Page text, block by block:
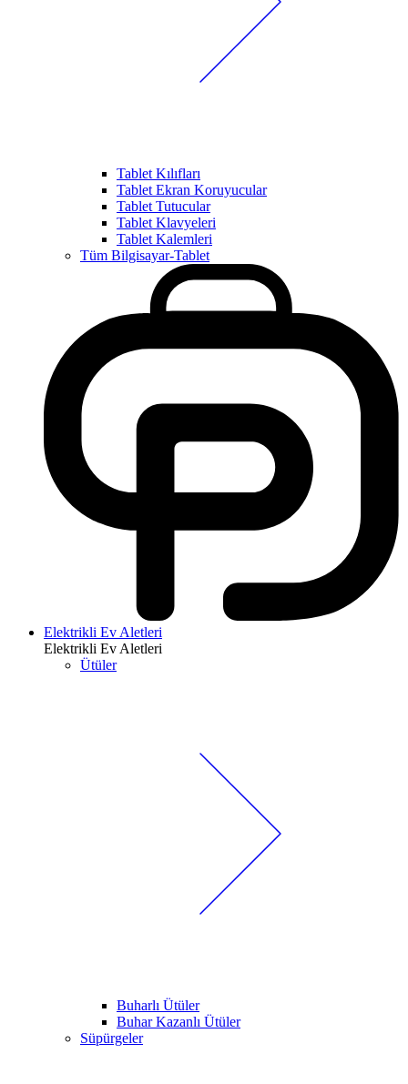
Tablet Kılıfları
Tablet Ekran Koruyucular
Tablet Tutucular
Tablet Klavyeleri
Tablet Kalemleri
Tüm Bilgisayar-Tablet
Elektrikli Ev Aletleri
Elektrikli Ev Aletleri
Ütüler
Buharlı Ütüler
Buhar Kazanlı Ütüler
Süpürgeler